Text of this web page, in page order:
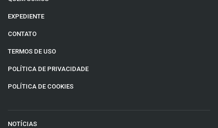
EXPEDIENTE
CONTATO
TERMOS DE USO
POLÍTICA DE PRIVACIDADE
POLÍTICA DE COOKIES
NOTÍCIAS